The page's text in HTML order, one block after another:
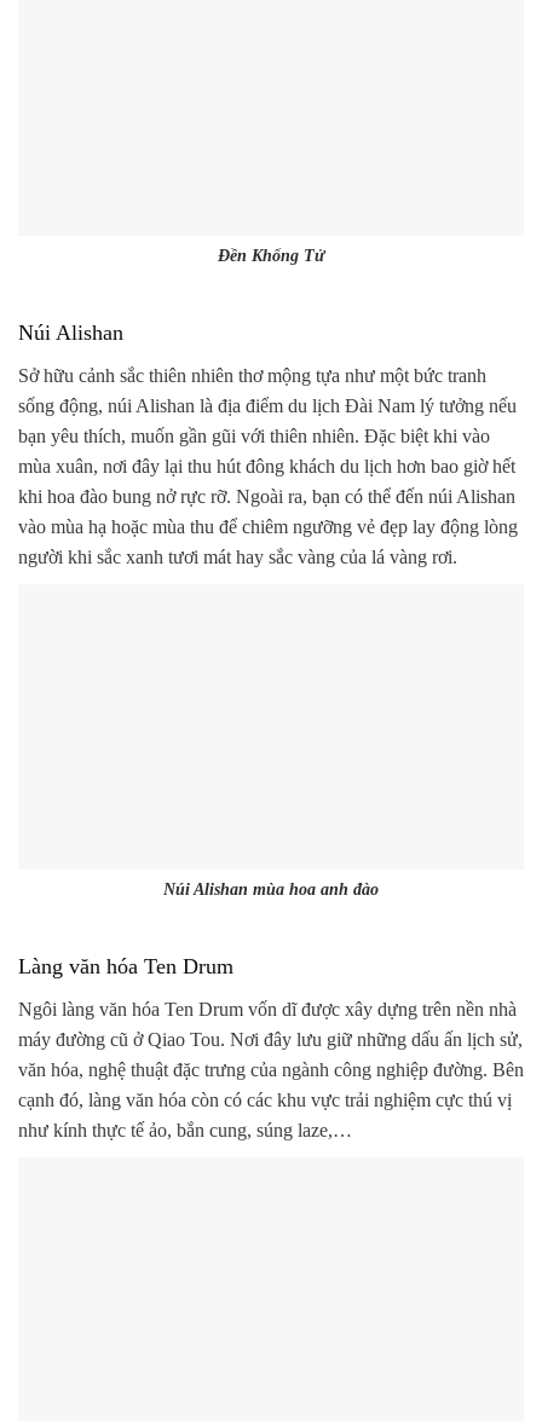
Đền Khổng Tử
Núi Alishan
Sở hữu cảnh sắc thiên nhiên thơ mộng tựa như một bức tranh
sống động, núi Alishan là địa điểm du lịch Đài Nam lý tưởng nếu
bạn yêu thích, muốn gần gũi với thiên nhiên. Đặc biệt khi vào
mùa xuân, nơi đây lại thu hút đông khách du lịch hơn bao giờ hết
khi hoa đào bung nở rực rỡ. Ngoài ra, bạn có thể đến núi Alishan
vào mùa hạ hoặc mùa thu để chiêm ngưỡng vẻ đẹp lay động lòng
người khi sắc xanh tươi mát hay sắc vàng của lá vàng rơi.
Núi Alishan mùa hoa anh đào
Làng văn hóa Ten Drum
Ngôi làng văn hóa Ten Drum vốn dĩ được xây dựng trên nền nhà
máy đường cũ ở Qiao Tou. Nơi đây lưu giữ những dấu ấn lịch sử,
văn hóa, nghệ thuật đặc trưng của ngành công nghiệp đường. Bên
cạnh đó, làng văn hóa còn có các khu vực trải nghiệm cực thú vị
như kính thực tế ảo, bắn cung, súng laze,…